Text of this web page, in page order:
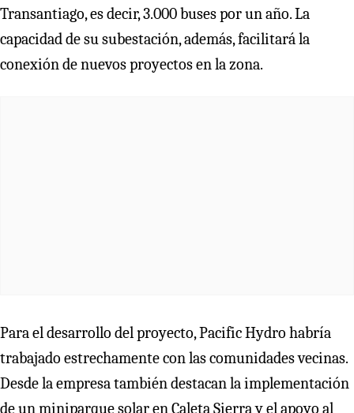
Transantiago, es decir, 3.000 buses por un año. La
capacidad de su subestación, además, facilitará la
conexión de nuevos proyectos en la zona.
Para el desarrollo del proyecto, Pacific Hydro habría
trabajado estrechamente con las comunidades vecinas.
Desde la empresa también destacan la implementación
de un miniparque solar en Caleta Sierra y el apoyo al